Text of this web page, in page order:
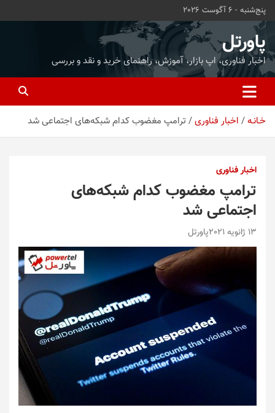
محتوا
بروید
پنج‌شنبه - 6 آگوست 2026
پاورتل
اخبار فناوری، اپ بازار، آموزش، راهنمای خرید و نقد و بررسی
خـانـه اخبار فناوری ترامپ مغضوب کدام شبکه‌های اجتماعی شد
اخبار فناوری
ترامپ مغضوب کدام شبکه‌های
اجتماعی شد
13 ژانویه 2021 پاورتل